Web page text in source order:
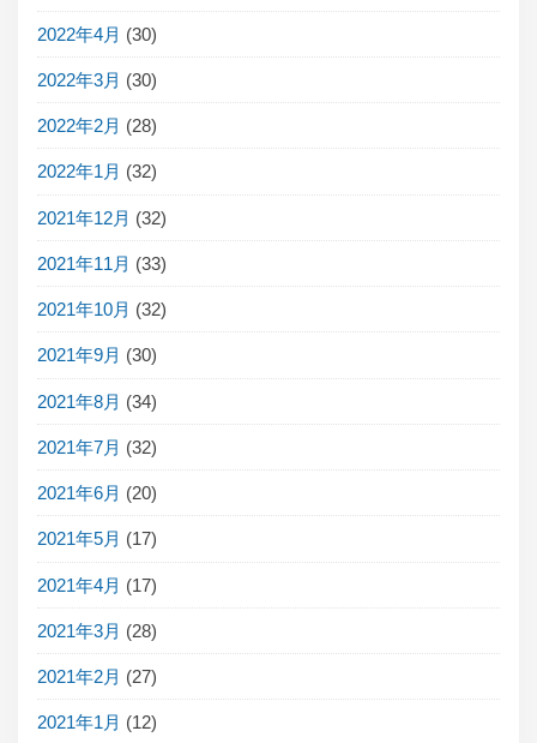
2022年4月 (30)
2022年3月 (30)
2022年2月 (28)
2022年1月 (32)
2021年12月 (32)
2021年11月 (33)
2021年10月 (32)
2021年9月 (30)
2021年8月 (34)
2021年7月 (32)
2021年6月 (20)
2021年5月 (17)
2021年4月 (17)
2021年3月 (28)
2021年2月 (27)
2021年1月 (12)